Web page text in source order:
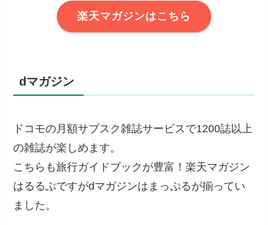
楽天マガジンはこちら
dマガジン
ドコモの月額サブスク雑誌サービスで1200誌以上
の雑誌が楽しめます。
こちらも旅行ガイドブックが豊富！楽天マガジン
はるるぶですがdマガジンはまっぷるが揃ってい
ました。